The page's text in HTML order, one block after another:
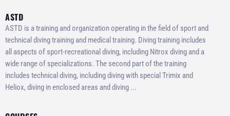
ASTD
ASTD is a training and organization operating in the field of sport and
technical diving training and medical training. Diving training includes
all aspects of sport-recreational diving, including Nitrox diving and a
wide range of specializations. The second part of the training
includes technical diving, including diving with special Trimix and
Heliox, diving in enclosed areas and diving ...